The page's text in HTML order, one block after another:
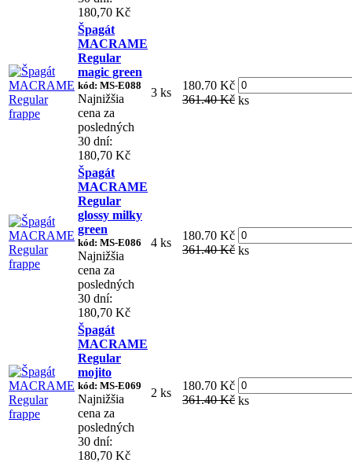
180,70 Kč
Špagát
MACRAME
Regular
magic green
kód: MS-E088
Najnižšia
cena za
posledných
30 dní:
180,70 Kč
3 ks
180.70 Kč
361.40 Kč ks
Špagát
MACRAME
Regular
glossy milky
green
kód: MS-E086
Najnižšia
cena za
posledných
30 dní:
180,70 Kč
4 ks
180.70 Kč
361.40 Kč ks
Špagát
MACRAME
Regular
mojito
kód: MS-E069
Najnižšia
cena za
posledných
30 dní:
180,70 Kč
2 ks
180.70 Kč
361.40 Kč ks